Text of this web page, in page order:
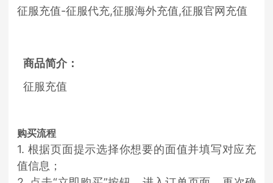
征服充值-征服代充,征服海外充值,征服官网充值
商品简介：
征服充值
购买流程
1. 根据页面提示选择你想要的面值并填写对应充
值信息；